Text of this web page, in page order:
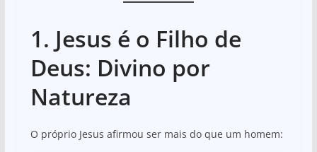
1. Jesus é o Filho de
Deus: Divino por
Natureza
O próprio Jesus afirmou ser mais do que um homem: